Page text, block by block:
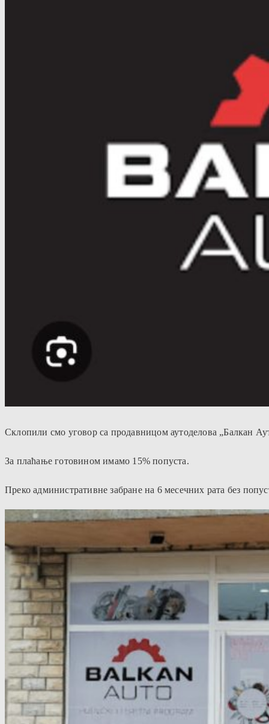
Склопили смо уговор са продавницом аутоделова „Балкан
За плаћање готовином имамо 15% попуста.
Преко административне забране на 6 месечних рата без